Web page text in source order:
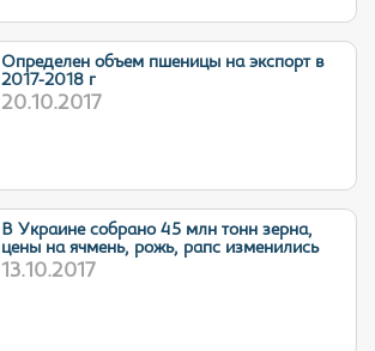
Определен объем пшеницы на экспорт в
2017-2018 г
20.10.2017
В Украине собрано 45 млн тонн зерна,
цены на ячмень, рожь, рапс изменились
13.10.2017